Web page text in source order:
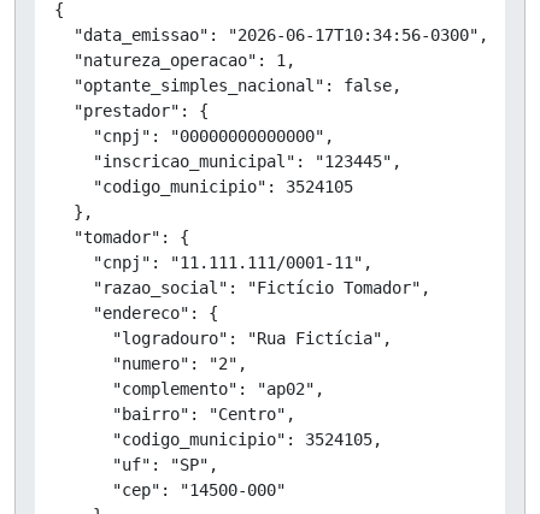
{
  "data_emissao": "2026-06-17T10:34:56-0300",
  "natureza_operacao": 1,
  "optante_simples_nacional": false,
  "prestador": {
    "cnpj": "00000000000000",
    "inscricao_municipal": "123445",
    "codigo_municipio": 3524105
  },
  "tomador": {
    "cnpj": "11.111.111/0001-11",
    "razao_social": "Fictício Tomador",
    "endereco": {
      "logradouro": "Rua Fictícia",
      "numero": "2",
      "complemento": "ap02",
      "bairro": "Centro",
      "codigo_municipio": 3524105,
      "uf": "SP",
      "cep": "14500-000"